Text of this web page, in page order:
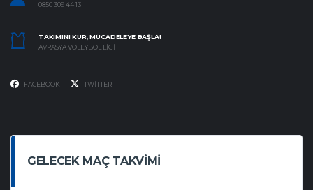
0850 309 44 13
TAKIMINI KUR, MÜCADELEYE BAŞLA!
AVRASYA VOLEYBOL LIGI
FACEBOOK TWITTER
GELECEK MAÇ TAKVIMI